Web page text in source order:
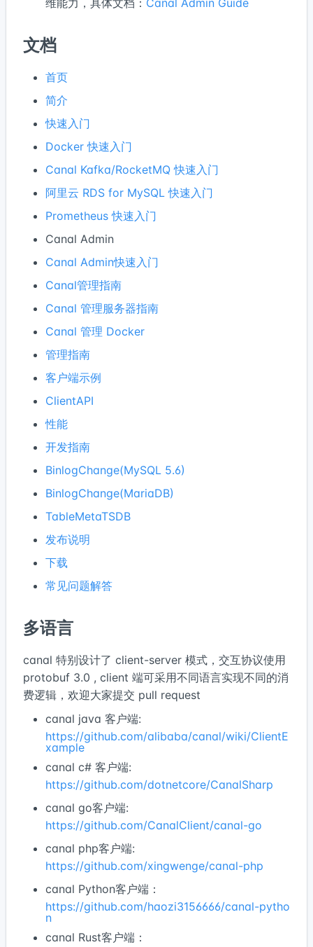
维能力，具体文档： Canal Admin Guide
文档
首页
简介
快速入门
Docker 快速入门
Canal Kafka/RocketMQ 快速入门
阿里云 RDS for MySQL 快速入门
Prometheus 快速入门
Canal Admin
Canal Admin快速入门
Canal管理指南
Canal 管理服务器指南
Canal 管理 Docker
管理指南
客户端示例
ClientAPI
性能
开发指南
BinlogChange(MySQL 5.6)
BinlogChange(MariaDB)
TableMetaTSDB
发布说明
下载
常见问题解答
多语言
canal 特别设计了 client-server 模式，交互协议使用
protobuf 3.0 , client 端可采用不同语言实现不同的消
费逻辑，欢迎大家提交 pull request
canal java 客户端:
https://github.com/alibaba/canal/wiki/ClientE
xample
canal c# 客户端:
https://github.com/dotnetcore/CanalSharp
canal go客户端:
https://github.com/CanalClient/canal-go
canal php客户端:
https://github.com/xingwenge/canal-php
canal Python客户端：
https://github.com/haozi3156666/canal-pytho
n
canal Rust客户端：